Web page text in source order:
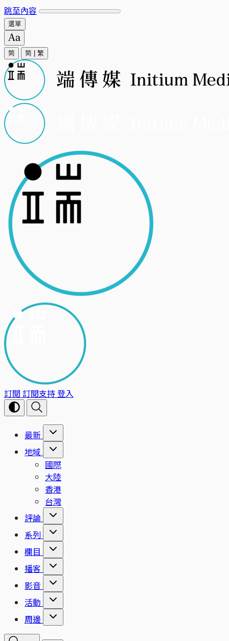
跳至內容
選單
简 简 繁
訂閱 訂閱支持登入
最新
地域
國際
大陸
香港
台灣
評論
系列
欄目
播客
影音
活動
周邊